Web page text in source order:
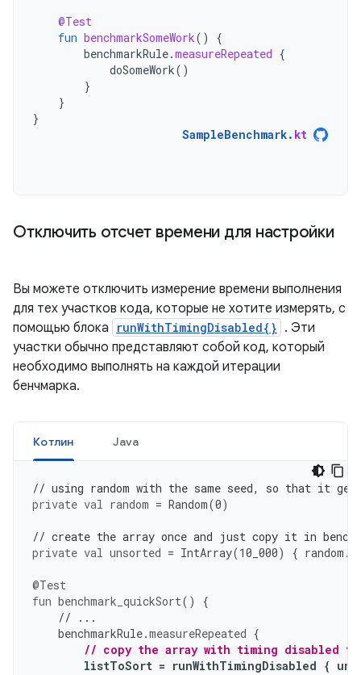
@Test
fun benchmarkSomeWork()
{
benchmarkRule.measureRepeated {
doSomeWork()
}
}
}
SampleBenchmark. kt
Отключить отсчет времени для настройки
Вы можете отключить измерение времени выполнения
для тех участков кода, которые не хотите измерять, с
помощью блока
runWithTimingDisabled{} . Эти
участки обычно представляют собой код, который
необходимо выполнять на каждой итерации
бенчмарка.
Котлин Java
// using random with the same seed, so that it
private val random = Random(0)
// create the array once and just copy it in
private val unsorted = IntArray(10 _000) { random .
@Test
fun benchmark_quickSort()
{
// ...
benchmarkRule.measureRepeated {
// copy the array with timing disabled
listToSort = runWithTimingDisabled {